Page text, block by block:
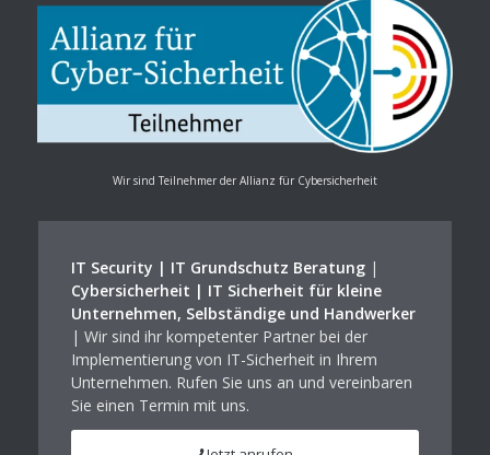
Wir sind Teilnehmer der Allianz für Cybersicherheit
IT Security | IT Grundschutz Beratung|
Cybersicherheit | IT Sicherheit für kleine
Unternehmen, Selbständige und Handwerker
| Wir sind ihr kompetenter Partner bei der
Implementierung von IT-Sicherheit in Ihrem
Unternehmen. Rufen Sie uns an und vereinbaren
Sie einen Termin mit uns.